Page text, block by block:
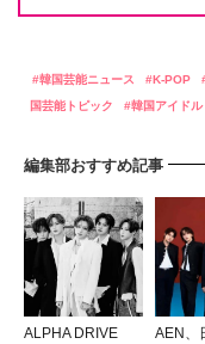
韓国芸能ニュース K-POP
国芸能トピック
韓国アイドル
編集部おすすめ記事
ALPHA DRIVE
AEN、